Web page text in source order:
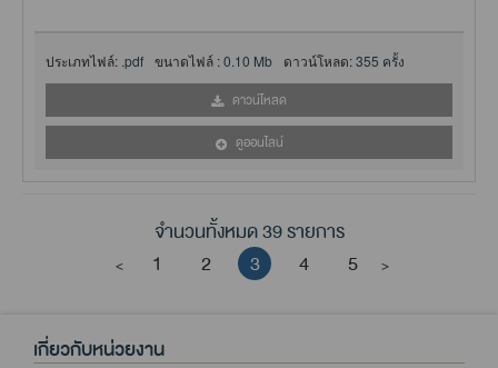
ประเภทไฟล์: .pdf ขนาดไฟล์ :0.10 Mb ดาวน์โหลด:355 ครั้ง
ดาวน์โหลด
ดูออนไลน์
จำนวนทั้งหมด 39 รายการ
< 1 2 3 4 5 >
เกี่ยวกับหน่วยงาน